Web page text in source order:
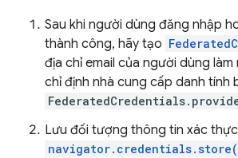
Sau khi người dùng đăng nhập
thành công, hãy tạo
địa chỉ email của người dùng làm
chỉ định nhà cung cấp danh tính
Lưu đối tượng thông tin xác